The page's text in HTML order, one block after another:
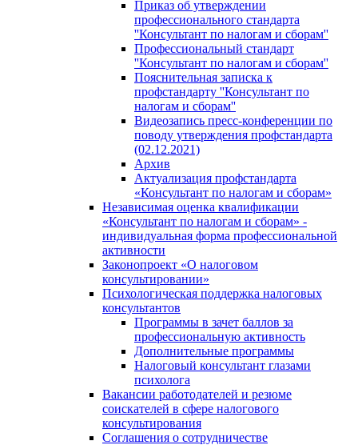
Приказ об утверждении
профессионального стандарта
''Консультант по налогам и сборам''
Профессиональный стандарт
''Консультант по налогам и сборам''
Пояснительная записка к
профстандарту ''Консультант по
налогам и сборам''
Видеозапись пресс-конференции по
поводу утверждения профстандарта
(02.12.2021)
Архив
Актуализация профстандарта
«Консультант по налогам и сборам»
Независимая оценка квалификации
«Консультант по налогам и сборам» -
индивидуальная форма профессиональной
активности
Законопроект «О налоговом
консультировании»
Психологическая поддержка налоговых
консультантов
Программы в зачет баллов за
профессиональную активность
Дополнительные программы
Налоговый консультант глазами
психолога
Вакансии работодателей и резюме
соискателей в сфере налогового
консультирования
Соглашения о сотрудничестве